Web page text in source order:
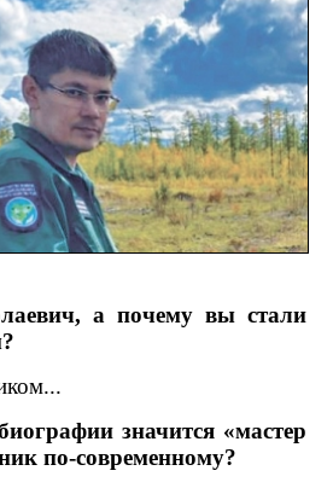
а почему вы стали
значится «мастер
по-современному?